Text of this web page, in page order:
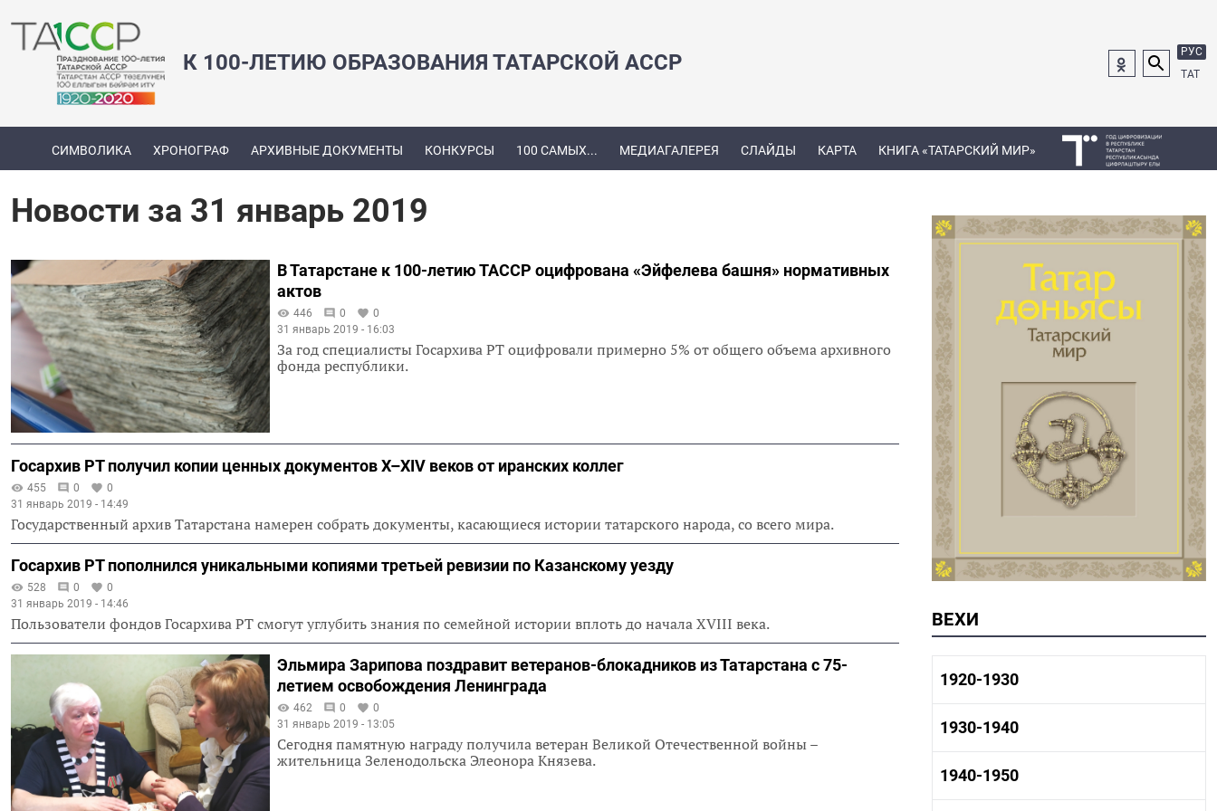
К 100-ЛЕТИЮ ОБРАЗОВАНИЯ ТАТАРСКОЙ АССР
РУС
ТАТ
СИМВОЛИКА ХРОНОГРАФ АРХИВНЫЕ ДОКУМЕНТЫ КОНКУРСЫ 100 САМЫХ... МЕДИАГАЛЕРЕЯ СЛАЙДЫ КАРТА КНИГА «ТАТАРСКИЙ МИР»
Новости за 31 январь 2019
В Татарстане к 100-летию ТАССР оцифрована «Эйфелева башня» нормативных
актов
446 0
0
31 январь 2019 - 16:03
За год специалисты Госархива РТ оцифровали примерно 5% от общего объема архивного
фонда республики.
Госархив РТ получил копии ценных документов X–XIV веков от иранских коллег
455 0
0
31 январь 2019 - 14:49
Государственный архив Татарстана намерен собрать документы, касающиеся истории татарского народа, со всего мира.
Госархив РТ пополнился уникальными копиями третьей ревизии по Казанскому уезду
528 0
0
31 январь 2019 - 14:46
Пользователи фондов Госархива РТ смогут углубить знания по семейной истории вплоть до начала XVIII века.
Эльмира Зарипова поздравит ветеранов-блокадников из Татарстана с 75-
летием освобождения Ленинграда
462 0
0
31 январь 2019 - 13:05
Сегодня памятную награду получила ветеран Великой Отечественной войны –
жительница Зеленодольска Элеонора Князева.
ВЕХИ
1920-1930
1920-1930 история
1920-1930 культура
1930-1940
1930-1940 история
1930-1940 культура
1940-1950